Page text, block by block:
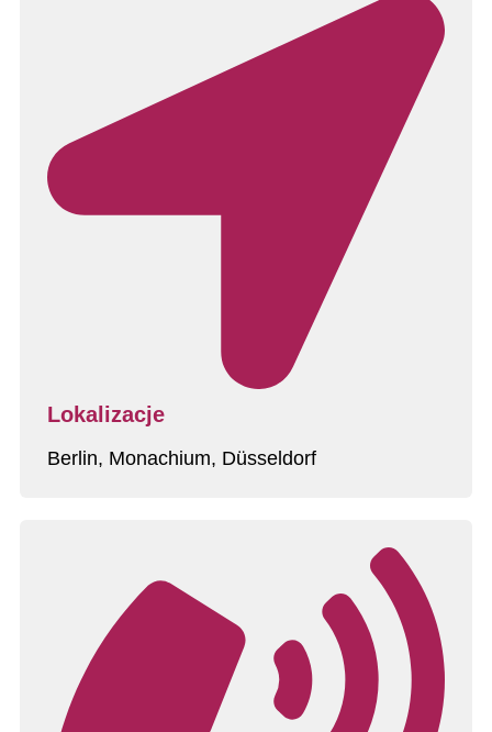
Lokalizacje
Berlin, Monachium, Düsseldorf